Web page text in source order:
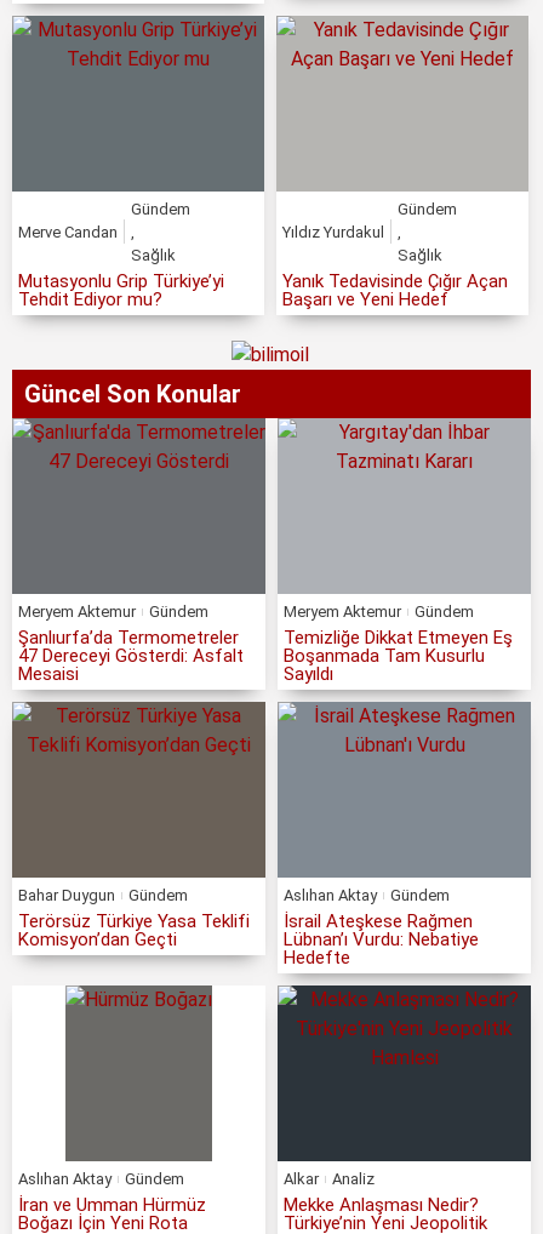
Merve Candan
Gündem
Sağlık
Mutasyonlu Grip Türkiye’yi
Tehdit Ediyor mu?
Yıldız Yurdakul
Gündem
Sağlık
Yanık Tedavisinde Çığır Açan
Başarı ve Yeni Hedef
Güncel Son Konular
Meryem Aktemur Gündem
Şanlıurfa’da Termometreler
47 Dereceyi Gösterdi: Asfalt
Mesaisi
Meryem Aktemur Gündem
Temizliğe Dikkat Etmeyen Eş
Boşanmada Tam Kusurlu
Sayıldı
Bahar Duygun Gündem
Terörsüz Türkiye Yasa Teklifi
Komisyon’dan Geçti
Aslıhan Aktay Gündem
İsrail Ateşkese Rağmen
Lübnan’ı Vurdu: Nebatiye
Hedefte
Aslıhan Aktay Gündem
İran ve Umman Hürmüz
Boğazı İçin Yeni Rota
Alkar Analiz
Mekke Anlaşması Nedir?
Türkiye’nin Yeni Jeopolitik